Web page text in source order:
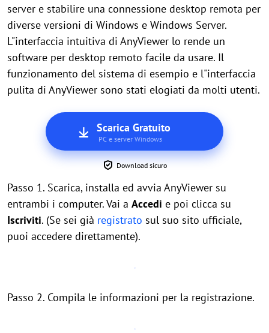
server e stabilire una connessione desktop remota per
diverse versioni di Windows e Windows Server.
L"interfaccia intuitiva di AnyViewer lo rende un
software per desktop remoto facile da usare. Il
funzionamento del sistema di esempio e l"interfaccia
pulita di AnyViewer sono stati elogiati da molti utenti.
Scarica Gratuito
PC e server Windows
Download sicuro
Passo 1. Scarica, installa ed avvia AnyViewer su
entrambi i computer. Vai a Accedi e poi clicca su
Iscriviti. (Se sei già registrato sul suo sito ufficiale,
puoi accedere direttamente).
Passo 2. Compila le informazioni per la registrazione.